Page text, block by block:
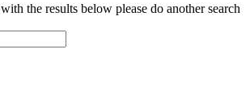
the results below please do another search